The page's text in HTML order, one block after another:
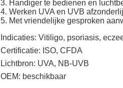
3. Handiger te bedienen en
4. Werken UVA en UVB
5. Met vriendelijke gesproken
Indicaties: Vitiligo, psoriasis,
Certificatie: ISO, CFDA
Lichtbron: UVA, NB-UVB
OEM: beschikbaar